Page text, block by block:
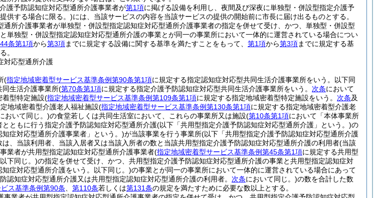
護予防認知症対応型通所介護事業者が第1項に掲げる設備を利用し、夜間及び深夜に単独型・併設型指定介護予
供する場合に限る。)には、当該サービスの内容を当該サービスの提供の開始前に市長に届け出るものとする。
所介護事業者が単独型・併設型指定認知症対応型通所介護事業者の指定を併せて受け、かつ、単独型・併設型
単独型・併設型指定認知症対応型通所介護の事業とが同一の事業所において一体的に運営されている場合につい
条第1項から第3項までに規定する設備に関する基準を満たすことをもって、 第1項から第3項までに規定する基
。
対応型通所介護
(指定地域密着型サービス基準条例第90条第1項に規定する指定認知症対応型共同生活介護事業所をいう。以下同
同生活介護事業所(第70条第1項に規定する指定介護予防認知症対応型共同生活介護事業所をいう。 次条において
型特定施設(指定地域密着型サービス基準条例第109条第1項に規定する指定地域密着型特定施設をいう。 次条及
地域密着型介護老人福祉施設(指定地域密着型サービス基準条例第130条第1項に規定する指定地域密着型介護老
おいて同じ。)の食堂若しくは共同生活室において、これらの事業所又は施設(第10条第1項において「本体事業所
ともに行う指定介護予防認知症対応型通所介護(以下「共用型指定介護予防認知症対応型通所介護」という。)の
症対応型通所介護事業者」という。)が当該事業を行う事業所(以下「共用型指定介護予防認知症対応型通所介護
、当該利用者、当該入居者又は当該入所者の数と当該共用型指定介護予防認知症対応型通所介護の利用者(当該
業者が共用型指定認知症対応型通所介護事業者(指定地域密着型サービス基準条例第45条第1項に規定する共用型
下同じ。)の指定を併せて受け、かつ、共用型指定介護予防認知症対応型通所介護の事業と共用型指定認知症対
症対応型通所介護をいう。以下同じ。)の事業とが同一の事業所において一体的に運営されている場合にあって
認知症対応型通所介護又は共用型指定認知症対応型通所介護の利用者。 次条において同じ。)の数を合計した数
ス基準条例第90条 第110条若しくは第131条の規定を満たすために必要な数以上とする。